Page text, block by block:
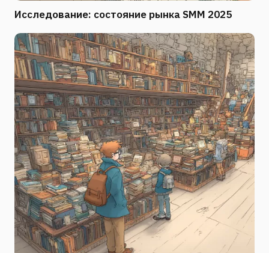
Исследование: состояние рынка SMM 2025